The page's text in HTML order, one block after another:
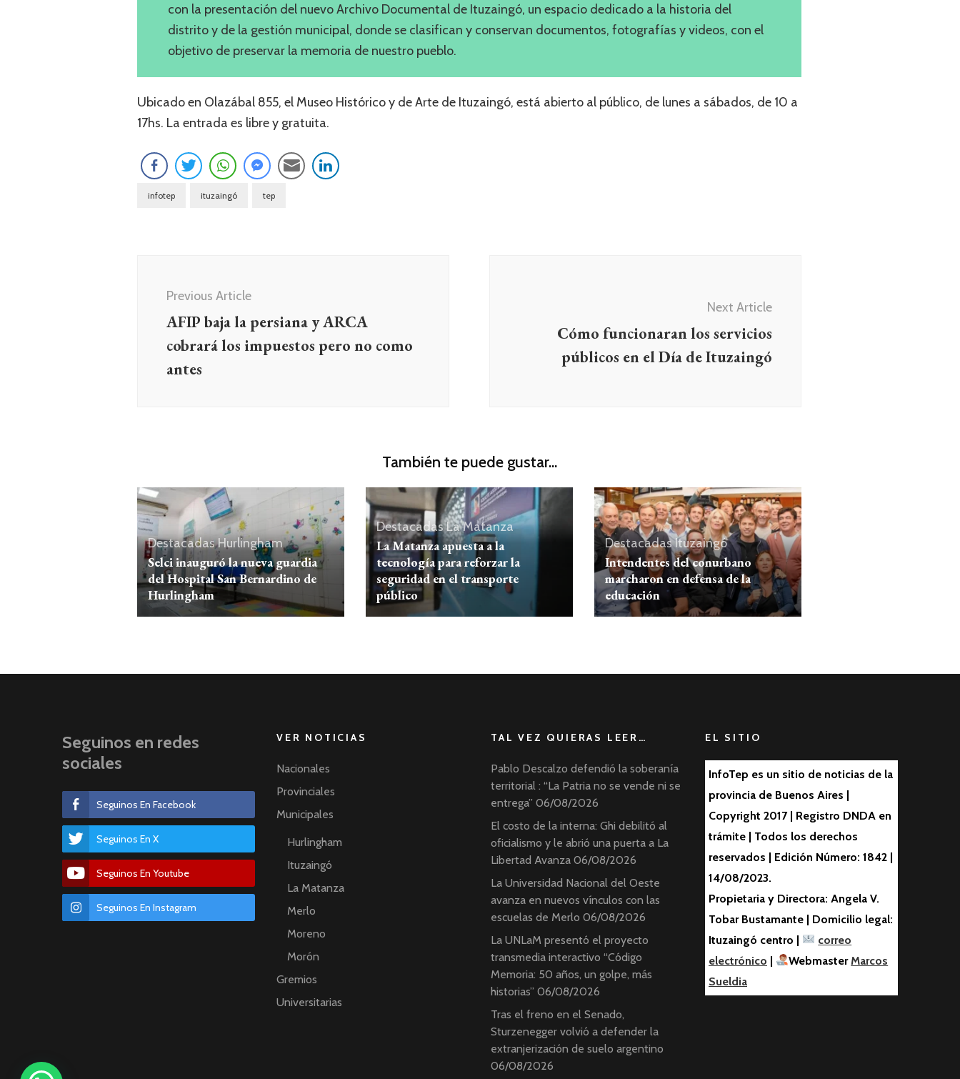
con la presentación del nuevo Archivo Documental de Ituzaingó, un espacio dedicado a la historia del
distrito y de la gestión municipal, donde se clasifican y conservan documentos, fotografías y videos, con el
objetivo de preservar la memoria de nuestro pueblo.
Ubicado en Olazábal 855, el Museo Histórico y de Arte de Ituzaingó, está abierto al público, de lunes a sábados, de 10 a
17hs. La entrada es libre y gratuita.
infotep ituzaingó tep
entradas
Previous Article
AFIP baja la persiana y ARCA
cobrará los impuestos pero no como
antes
Next Article
Cómo funcionaran los servicios
públicos en el Día de Ituzaingó
También te puede gustar...
DestacadasHurlingham
Selci inauguró la nueva guardia
del Hospital San Bernardino de
Hurlingham
DestacadasLa Matanza
La Matanza apuesta a la
tecnología para reforzar la
seguridad en el transporte
público
DestacadasItuzaingó
Intendentes del conurbano
marcharon en defensa de la
educación
Seguinos en redes
sociales
Seguinos En Facebook
Seguinos En X
Seguinos En Youtube
Seguinos En Instagram
VER NOTICIAS
Nacionales
Provinciales
Municipales
Hurlingham
Ituzaingó
La Matanza
Merlo
Moreno
Morón
Gremios
Universitarias
TAL VEZ QUIERAS LEER…
Pablo Descalzo defendió la soberanía
territorial : “La Patria no se vende ni se
entrega” 06/08/2026
El costo de la interna: Ghi debilitó al
oficialismo y le abrió una puerta a La
Libertad Avanza 06/08/2026
La Universidad Nacional del Oeste
avanza en nuevos vínculos con las
escuelas de Merlo 06/08/2026
La UNLaM presentó el proyecto
transmedia interactivo “Código
Memoria: 50 años, un golpe, más
historias” 06/08/2026
Tras el freno en el Senado,
Sturzenegger volvió a defender la
extranjerización de suelo argentino
06/08/2026
EL SITIO
InfoTep es un sitio de noticias de la
provincia de Buenos Aires |
Copyright 2017 | Registro DNDA en
trámite | Todos los derechos
reservados | Edición Número: 1842 |
14/08/2023.
Propietaria y Directora: Angela V.
Tobar Bustamante | Domicilio legal:
Ituzaingó centro |
correo
electrónico | Webmaster Marcos
Sueldia